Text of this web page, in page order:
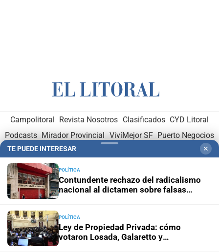
Campolitoral Revista Nosotros Clasificados CYD Litoral
Podcasts Mirador Provincial VivíMejor SF Puerto Negocios
Notife
Hemeroteca Digital (1930-1979)-Receptorías de avisos
Administración y Publicidad-Elementos institucionales
TE PUEDE INTERESAR ✕
POLÍTICA
Contundente rechazo del radicalismo
nacional al dictamen sobre falsas
POLÍTICA
Ley de Propiedad Privada: cómo
votaron Losada, Galaretto y